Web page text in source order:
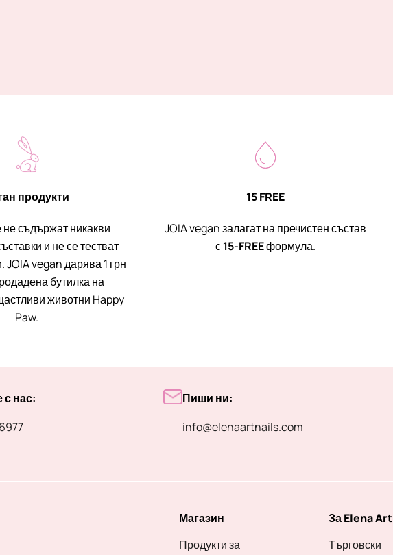
продукти
не съдържат никакви
и не се тестват
JOIA vegan дарява 1 грн
бутилка на
животни Happy
Paw.
15 FREE
JOIA vegan залагат на пречистен състав
с15-FREEформула.
нас:
Пиши ни:
info@elenaartnails.com
Магазин
Продукти за
За Elena Art
Търговски